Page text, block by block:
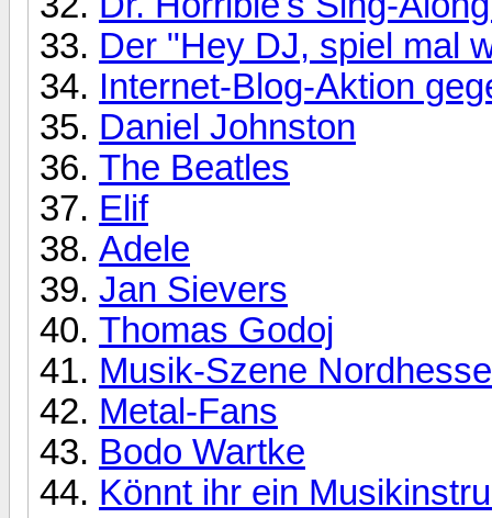
Der "Hey DJ, spiel mal
Internet-Blog-Aktion
Daniel Johnston
The Beatles
Elif
Adele
Jan Sievers
Thomas Godoj
Musik-Szene
Metal-Fans
Bodo Wartke
Könnt ihr ein